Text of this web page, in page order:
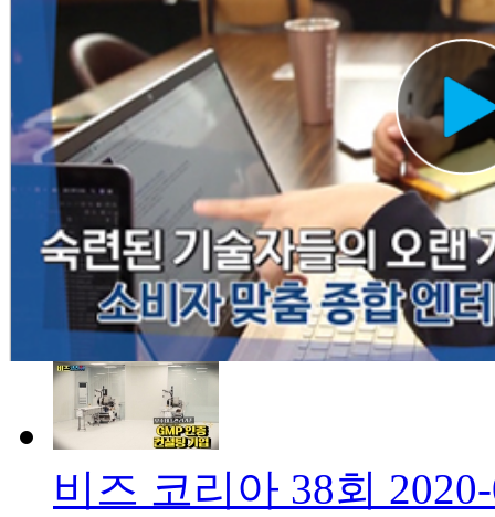
비즈 코리아 38회